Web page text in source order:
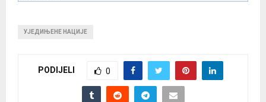
УЈЕДИЊЕНЕ НАЦИЈЕ
PODIJELI 0